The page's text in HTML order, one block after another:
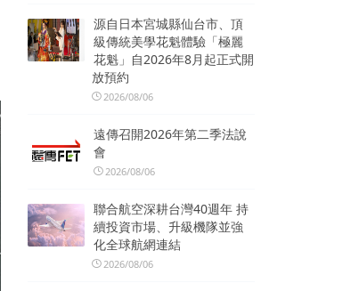
源自日本宮城縣仙台市、頂
級傳統美學花魁體驗「極麗
花魁」自2026年8月起正式開
放預約
2026/08/06
遠傳召開2026年第二季法說
會
2026/08/06
聯合航空深耕台灣40週年 持
續投資市場、升級機隊並強
化全球航網連結
2026/08/06